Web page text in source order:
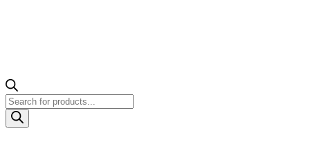
Products
search